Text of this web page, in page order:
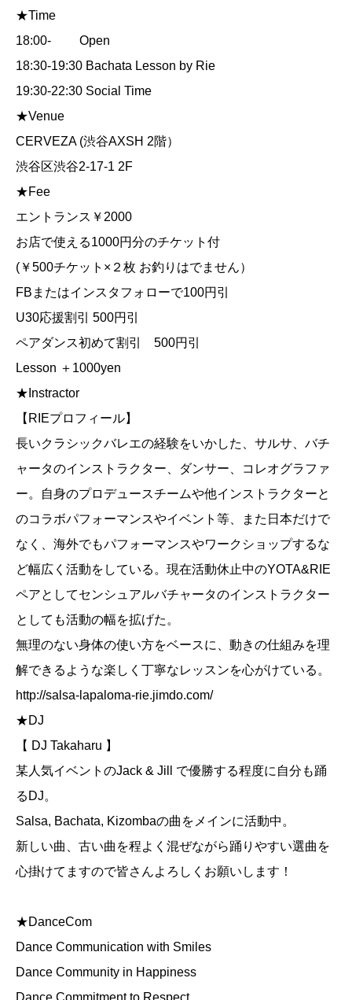
★Time
18:00- Open
18:30-19:30 Bachata Lesson by Rie
19:30-22:30 Social Time
★Venue
CERVEZA (渋谷AXSH 2階）
渋谷区渋谷2-17-1 2F
★Fee
エントランス￥2000
お店で使える1000円分のチケット付
(￥500チケット×２枚 お釣りはでません）
FBまたはインスタフォローで100円引
U30応援割引 500円引
ペアダンス初めて割引 500円引
Lesson ＋1000yen
★Instractor
【RIEプロフィール】
長いクラシックバレエの経験をいかした、サルサ、バチ
ャータのインストラクター、ダンサー、コレオグラファ
ー。自身のプロデュースチームや他インストラクターと
のコラボパフォーマンスやイベント等、また日本だけで
なく、海外でもパフォーマンスやワークショップするな
ど幅広く活動をしている。現在活動休止中のYOTA&RIE
ペアとしてセンシュアルバチャータのインストラクター
としても活動の幅を拡げた。
無理のない身体の使い方をベースに、動きの仕組みを理
解できるような楽しく丁寧なレッスンを心がけている。
http://salsa-lapaloma-rie.jimdo.com/
★DJ
【 DJ Takaharu 】
某人気イベントのJack & Jill で優勝する程度に自分も踊
るDJ。
Salsa, Bachata, Kizombaの曲をメインに活動中。
新しい曲、古い曲を程よく混ぜながら踊りやすい選曲を
心掛けてますので皆さんよろしくお願いします！
★DanceCom
Dance Communication with Smiles
Dance Community in Happiness
Dance Commitment to Respect